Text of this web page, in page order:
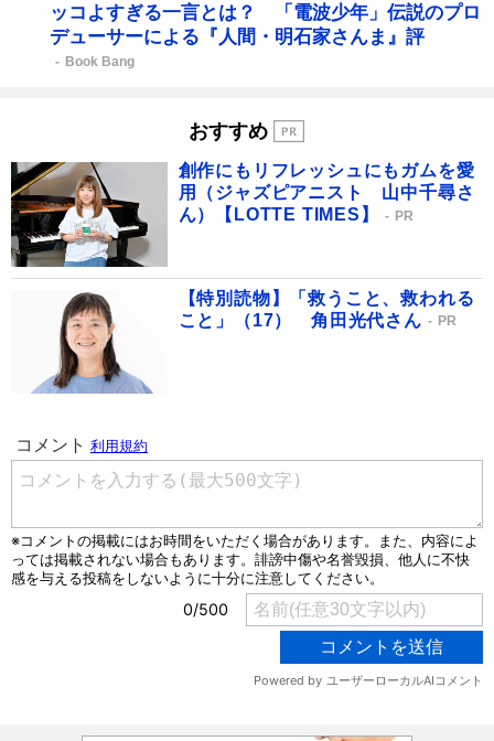
ッコよすぎる一言とは？ 「電波少年」伝説のプロ
デューサーによる『人間・明石家さんま』評
Book Bang
おすすめ
創作にもリフレッシュにもガムを愛
用（ジャズピアニスト 山中千尋さ
ん）【LOTTE TIMES】
PR
【特別読物】「救うこと、救われる
こと」（17） 角田光代さん
PR